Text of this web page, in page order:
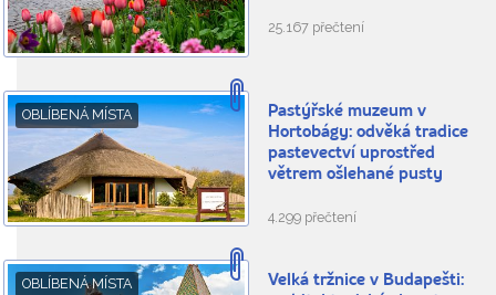
25.167 přečtení
OBLÍBENÁ MÍSTA
Pastýřské muzeum v
Hortobágy: odvěká tradice
pastevectví uprostřed
větrem ošlehané pusty
4.299 přečtení
OBLÍBENÁ MÍSTA
Velká tržnice v Budapešti: